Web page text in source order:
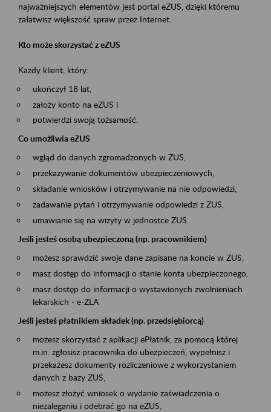
najważniejszych elementów jest portal eZUS, dzięki któremu
załatwisz większość spraw przez Internet.
Kto może skorzystać z eZUS
Każdy klient, który:
ukończył 18 lat,
założy konto na eZUS i
potwierdzi swoją tożsamość.
Co umożliwia eZUS
wgląd do danych zgromadzonych w ZUS,
przekazywanie dokumentów ubezpieczeniowych,
składanie wniosków i otrzymywanie na nie odpowiedzi,
zadawanie pytań i otrzymywanie odpowiedzi z ZUS,
umawianie się na wizyty w jednostce ZUS.
Jeśli jesteś osobą ubezpieczoną (np. pracownikiem)
możesz sprawdzić swoje dane zapisane na koncie w ZUS,
masz dostęp do informacji o stanie konta ubezpieczonego,
masz dostęp do informacji o wystawionych zwolnieniach
lekarskich - e-ZLA
Jeśli jesteś płatnikiem składek (np. przedsiębiorcą)
możesz skorzystać z aplikacji ePłatnik, za pomocą której
m.in. zgłosisz pracownika do ubezpieczeń, wypełnisz i
przekażesz dokumenty rozliczeniowe z wykorzystaniem
danych z bazy ZUS,
możesz złożyć wniosek o wydanie zaświadczenia o
niezaleganiu i odebrać go na eZUS,